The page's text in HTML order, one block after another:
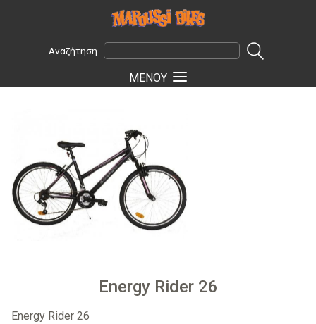
Αναζήτηση
ΜΕΝOΥ
Energy Rider 26
Energy Rider 26